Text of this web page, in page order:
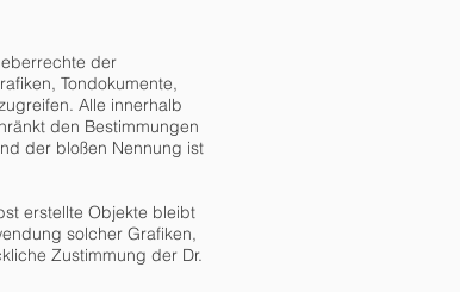
der
Tondokumente,
Alle innerhalb
den Bestimmungen
der bloßen Nennung ist
erstellte Objekte bleibt
solcher Grafiken,
Zustimmung der Dr.